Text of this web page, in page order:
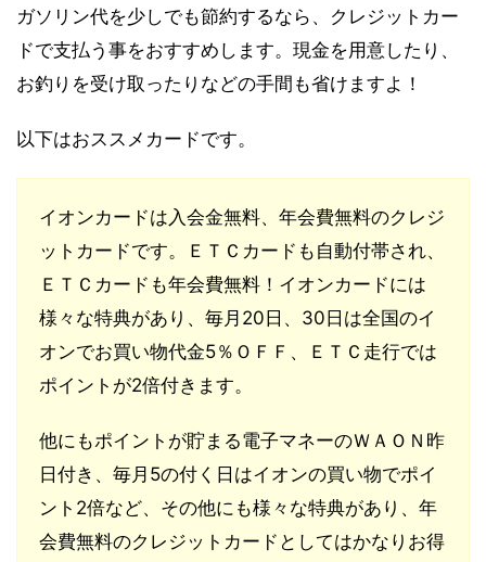
ガソリン代を少しでも節約するなら、クレジットカー
ドで支払う事をおすすめします。現金を用意したり、
お釣りを受け取ったりなどの手間も省けますよ！
以下はおススメカードです。
イオンカードは入会金無料、年会費無料のクレジ
ットカードです。ＥＴＣカードも自動付帯され、
ＥＴＣカードも年会費無料！イオンカードには
様々な特典があり、毎月20日、30日は全国のイ
オンでお買い物代金5％ＯＦＦ、ＥＴＣ走行では
ポイントが2倍付きます。
他にもポイントが貯まる電子マネーのＷＡＯＮ昨
日付き、毎月5の付く日はイオンの買い物でポイ
ント2倍など、その他にも様々な特典があり、年
会費無料のクレジットカードとしてはかなりお得